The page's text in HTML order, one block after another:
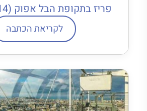
פריז בתקופת הבל אפוק (1853-1914)
לקריאת הכתבה